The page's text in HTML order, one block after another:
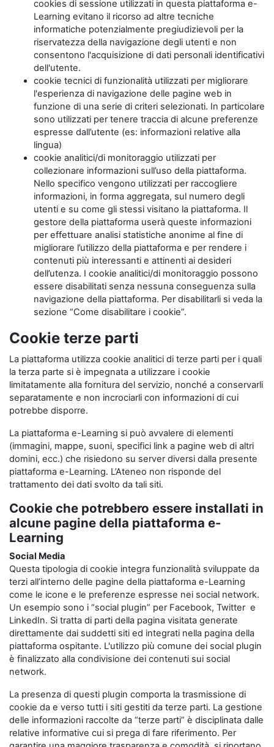
cookies di sessione utilizzati in questa piattaforma e-
Learning evitano il ricorso ad altre tecniche
informatiche potenzialmente pregiudizievoli per la
riservatezza della navigazione degli utenti e non
consentono l'acquisizione di dati personali identificativi
dell'utente.
cookie tecnici di funzionalità utilizzati per migliorare
l'esperienza di navigazione delle pagine web in
funzione di una serie di criteri selezionati. In particolare
sono utilizzati per tenere traccia di alcune preferenze
espresse dall’utente (es: informazioni relative alla
lingua)
cookie analitici/di monitoraggio utilizzati per
collezionare informazioni sull’uso della piattaforma.
Nello specifico vengono utilizzati per raccogliere
informazioni, in forma aggregata, sul numero degli
utenti e su come gli stessi visitano la piattaforma. Il
gestore della piattaforma userà queste informazioni
per effettuare analisi statistiche anonime al fine di
migliorare l’utilizzo della piattaforma e per rendere i
contenuti più interessanti e attinenti ai desideri
dell’utenza. I cookie analitici/di monitoraggio possono
essere disabilitati senza nessuna conseguenza sulla
navigazione della piattaforma. Per disabilitarli si veda la
sezione “Come disabilitare i cookie”.
Cookie terze parti
La piattaforma utilizza cookie analitici di terze parti per i quali
la terza parte si è impegnata a utilizzare i cookie
limitatamente alla fornitura del servizio, nonché a conservarli
separatamente e non incrociarli con informazioni di cui
potrebbe disporre.
La piattaforma e-Learning si può avvalere di elementi
(immagini, mappe, suoni, specifici link a pagine web di altri
domini, ecc.) che risiedono su server diversi dalla presente
piattaforma e-Learning. L’Ateneo non risponde del
trattamento dei dati svolto da tali siti.
Cookie che potrebbero essere installati in
alcune pagine della piattaforma e-
Learning
Social Media
Questa tipologia di cookie integra funzionalità sviluppate da
terzi all’interno delle pagine della piattaforma e-Learning
come le icone e le preferenze espresse nei social network.
Un esempio sono i “social plugin” per Facebook, Twitter e
LinkedIn. Si tratta di parti della pagina visitata generate
direttamente dai suddetti siti ed integrati nella pagina della
piattaforma ospitante. L'utilizzo più comune dei social plugin
è finalizzato alla condivisione dei contenuti sui social
network.
La presenza di questi plugin comporta la trasmissione di
cookie da e verso tutti i siti gestiti da terze parti. La gestione
delle informazioni raccolte da “terze parti” è disciplinata dalle
relative informative cui si prega di fare riferimento. Per